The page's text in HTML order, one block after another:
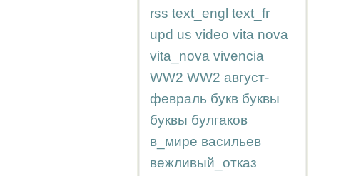
rss text_engl text_fr
upd us video vita nova
vita_nova vivencia
WW2 WW2 август-
февраль букв буквы
буквы булгаков
в_мире васильев
вежливый_отказ